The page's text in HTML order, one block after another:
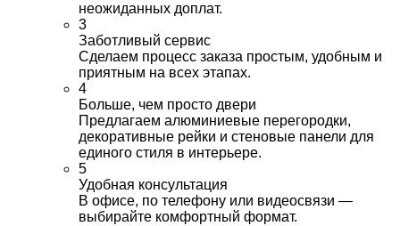
неожиданных доплат.
3
Заботливый сервис
Сделаем процесс заказа простым, удобным и
приятным на всех этапах.
4
Больше, чем просто двери
Предлагаем алюминиевые перегородки,
декоративные рейки и стеновые панели для
единого стиля в интерьере.
5
Удобная консультация
В офисе, по телефону или видеосвязи —
выбирайте комфортный формат.